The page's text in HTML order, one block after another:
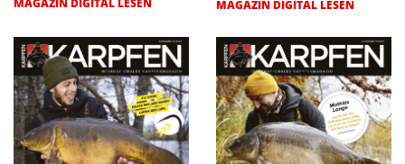
MAGAZIN DIGITAL LESEN